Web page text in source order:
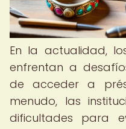
En la actualidad,
enfrentan a
de acceder a
menudo, las
dificultades para